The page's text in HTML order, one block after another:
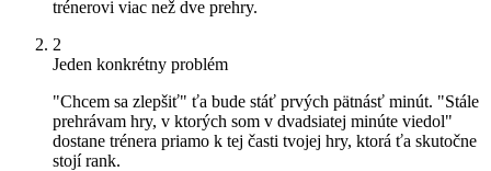
trénerovi viac než dve prehry.
2
Jeden konkrétny problém
"Chcem sa zlepšiť" ťa bude stáť prvých pätnásť minút. "Stále
prehrávam hry, v ktorých som v dvadsiatej minúte viedol"
dostane trénera priamo k tej časti tvojej hry, ktorá ťa skutočne
stojí rank.